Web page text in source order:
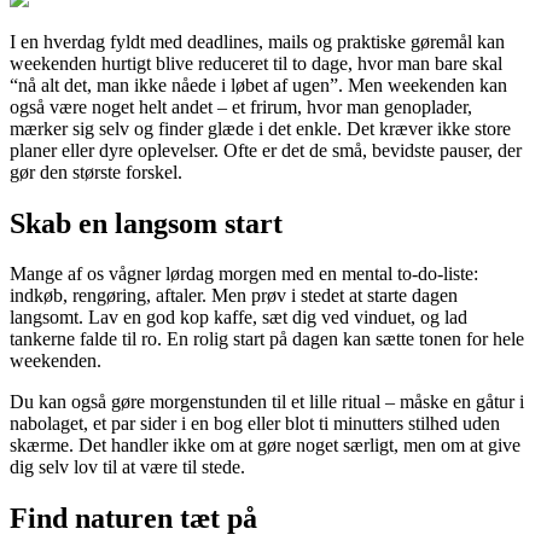
I en hverdag fyldt med deadlines, mails og praktiske gøremål kan
weekenden hurtigt blive reduceret til to dage, hvor man bare skal
“nå alt det, man ikke nåede i løbet af ugen”. Men weekenden kan
også være noget helt andet – et frirum, hvor man genoplader,
mærker sig selv og finder glæde i det enkle. Det kræver ikke store
planer eller dyre oplevelser. Ofte er det de små, bevidste pauser, der
gør den største forskel.
Skab en langsom start
Mange af os vågner lørdag morgen med en mental to-do-liste:
indkøb, rengøring, aftaler. Men prøv i stedet at starte dagen
langsomt. Lav en god kop kaffe, sæt dig ved vinduet, og lad
tankerne falde til ro. En rolig start på dagen kan sætte tonen for hele
weekenden.
Du kan også gøre morgenstunden til et lille ritual – måske en gåtur i
nabolaget, et par sider i en bog eller blot ti minutters stilhed uden
skærme. Det handler ikke om at gøre noget særligt, men om at give
dig selv lov til at være til stede.
Find naturen tæt på